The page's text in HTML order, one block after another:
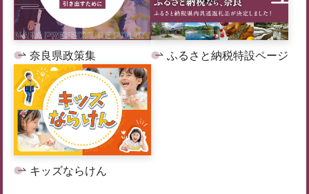
奈良県政策集 ふるさと納税特設ページ
キッズならけん